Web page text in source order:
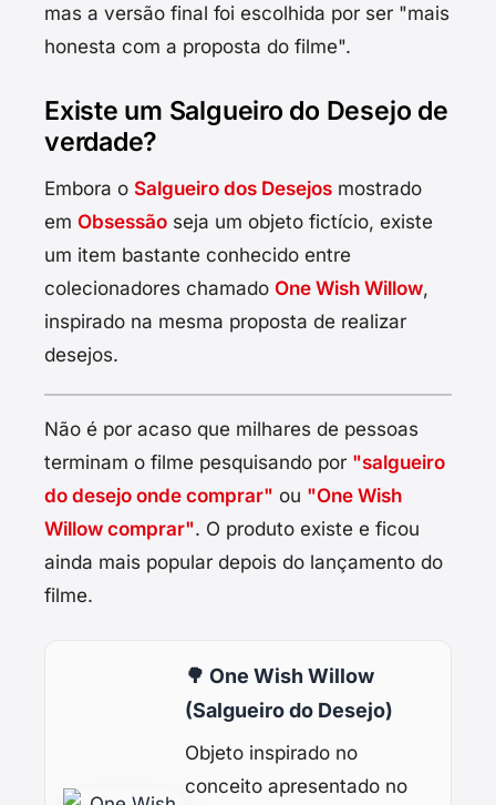
mas a versão final foi escolhida por ser "mais
honesta com a proposta do filme".
Existe um Salgueiro do Desejo de
verdade?
Embora o Salgueiro dos Desejos mostrado
em Obsessão seja um objeto fictício, existe
um item bastante conhecido entre
colecionadores chamado One Wish Willow,
inspirado na mesma proposta de realizar
desejos.
Não é por acaso que milhares de pessoas
terminam o filme pesquisando por "salgueiro
do desejo onde comprar" ou "One Wish
Willow comprar". O produto existe e ficou
ainda mais popular depois do lançamento do
filme.
🌳 One Wish Willow
(Salgueiro do Desejo)
Objeto inspirado no
conceito apresentado no